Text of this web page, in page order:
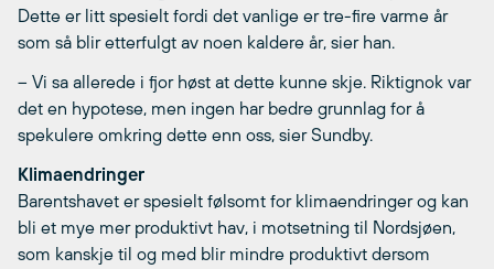
Dette er litt spesielt fordi det vanlige er tre-fire varme år
som så blir etterfulgt av noen kaldere år, sier han.
– Vi sa allerede i fjor høst at dette kunne skje. Riktignok var
det en hypotese, men ingen har bedre grunnlag for å
spekulere omkring dette enn oss, sier Sundby.
Klimaendringer
Barentshavet er spesielt følsomt for klimaendringer og kan
bli et mye mer produktivt hav, i motsetning til Nordsjøen,
som kanskje til og med blir mindre produktivt dersom